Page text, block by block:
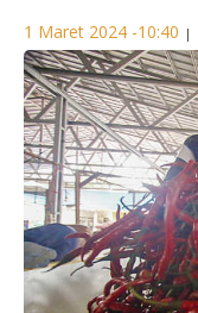
1 Maret 2024 -10:40 |